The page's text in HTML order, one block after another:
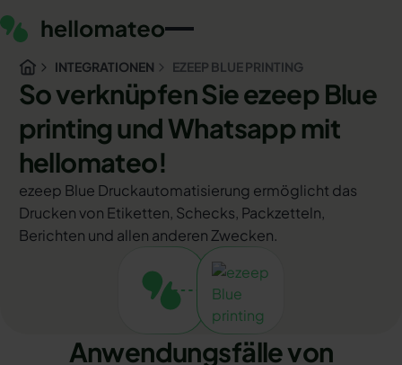
INTEGRATIONEN EZEEP BLUE PRINTING
So verknüpfen Sie ezeep Blue
printing und Whatsapp mit
hellomateo!
ezeep Blue Druckautomatisierung ermöglicht das
Drucken von Etiketten, Schecks, Packzetteln,
Berichten und allen anderen Zwecken.
Anwendungsfälle von